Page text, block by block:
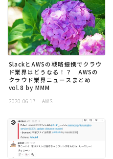
SlackとAWSの戦略提携でクラウ
ド業界はどうなる！？ AWSの
クラウド業界ニュースまとめ
vol.8 by MMM
2020.06.17 AWS